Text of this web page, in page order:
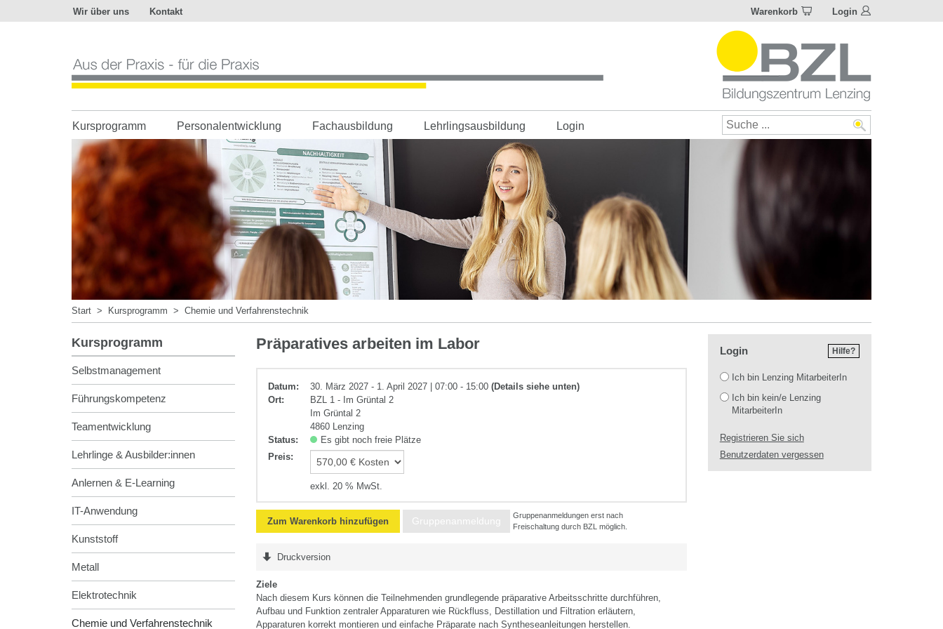
Wir über uns Kontakt Warenkorb Login
der
Praxis
-
die
Praxis
Kursprogramm Personalentwicklung Fachausbildung Lehrlingsausbildung Login
Start > Kursprogramm > Chemie und Verfahrenstechnik
Kursprogramm
Selbstmanagement
Führungskompetenz
Teamentwicklung
Lehrlinge & Ausbilder:innen
Anlernen & E-Learning
IT-Anwendung
Kunststoff
Metall
Elektrotechnik
Chemie und Verfahrenstechnik
Chemie
Verfahrenstechnik
Präparatives arbeiten im Labor
Datum: 30. März 2027 - 1. April 2027 | 07:00 - 15:00(Details siehe unten)
Ort:
BZL 1 - Im Grüntal 2
Im Grüntal 2
4860 Lenzing
Status:
Es gibt noch freie Plätze
Preis:
exkl. 20 % MwSt.
Zum Warenkorb hinzufügen Gruppenanmeldung
Gruppenanmeldungen erst nach
Freischaltung durch BZL möglich.
Druckversion
Ziele
Nach diesem Kurs können die Teilnehmenden grundlegende präparative Arbeitsschritte durchführen,
Aufbau und Funktion zentraler Apparaturen wie Rückfluss, Destillation und Filtration erläutern,
Apparaturen korrekt montieren und einfache Präparate nach Syntheseanleitungen herstellen.
Hilfe?
Login
Ich bin Lenzing MitarbeiterIn
Ich bin kein/e Lenzing
MitarbeiterIn
Registrieren Sie sich
Benutzerdaten vergessen